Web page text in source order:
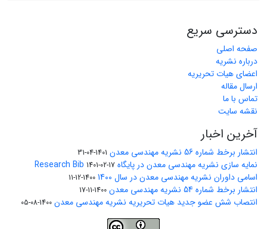
دسترسی سریع
صفحه اصلی
درباره نشریه
اعضای هیات تحریریه
ارسال مقاله
تماس با ما
نقشه سایت
آخرین اخبار
انتشار برخط شماره 56 نشریه مهندسی معدن 1401-04-31
نمایه سازی نشریه مهندسی معدن در پایگاه Research Bib 1401-02-17
اسامی داوران نشریه مهندسی معدن در سال 1400 1400-12-11
انتشار برخط شماره 54 نشریه مهندسی معدن 1400-11-17
انتصاب شش عضو جدید هیات تحریریه نشریه مهندسی معدن 1400-08-05